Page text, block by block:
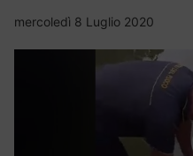
mercoledì 8 Luglio 2020